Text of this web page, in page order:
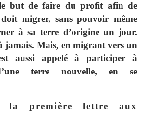
but de faire du profit afin de
doit migrer, sans pouvoir même
à sa terre d’origine un jour.
jamais. Mais, en migrant vers un
aussi appelé à participer à
terre nouvelle, en se
la première lettre aux